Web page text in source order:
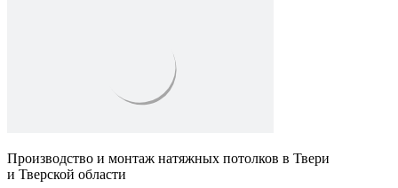
Производство и монтаж натяжных потолков в Твери
и Тверской области